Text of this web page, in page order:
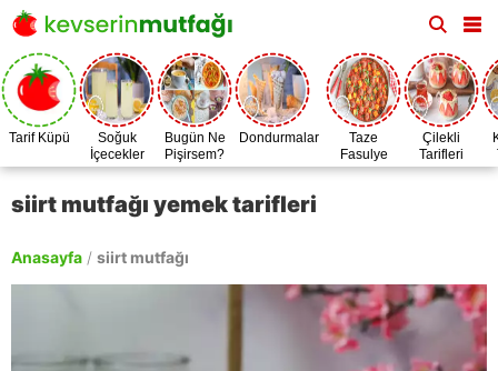
Tarif Küpü
Soğuk
İçecekler
Bugün Ne
Pişirsem?
Dondurmalar
Taze
Fasulye
Zamanı
Çilekli
Tarifleri
siirt mutfağı yemek tarifleri
Anasayfa / siirt mutfağı